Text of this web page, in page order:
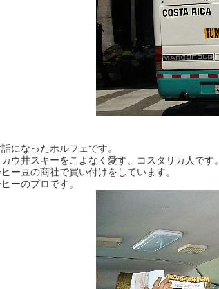
になったホルフェです。
ウ井スキーをこよなく愛す、コスタリカ人です。
ー豆の商社で買い付けをしています。
ーのプロです。